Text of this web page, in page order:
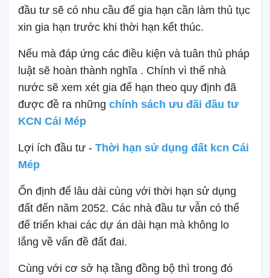
đầu tư sẽ có nhu cầu để gia hạn cần làm thủ tục
xin gia hạn trước khi thời hạn kết thúc.
Nếu mà đáp ứng các điều kiện và tuân thủ pháp
luật sẽ hoàn thành nghĩa . Chính vì thế nhà
nước sẽ xem xét gia để hạn theo quy định đã
được đề ra những chính sách ưu đãi đầu tư
KCN Cái Mép
Lợi ích đầu tư - Thời hạn sử dụng đất kcn Cái
Mép
Ổn định để lâu dài cùng với thời hạn sử dụng
đất đến năm 2052. Các nhà đầu tư vẫn có thể
để triển khai các dự án dài hạn mà không lo
lắng về vấn đề đất đai.
Cùng với cơ sở hạ tầng đồng bộ thì trong đó